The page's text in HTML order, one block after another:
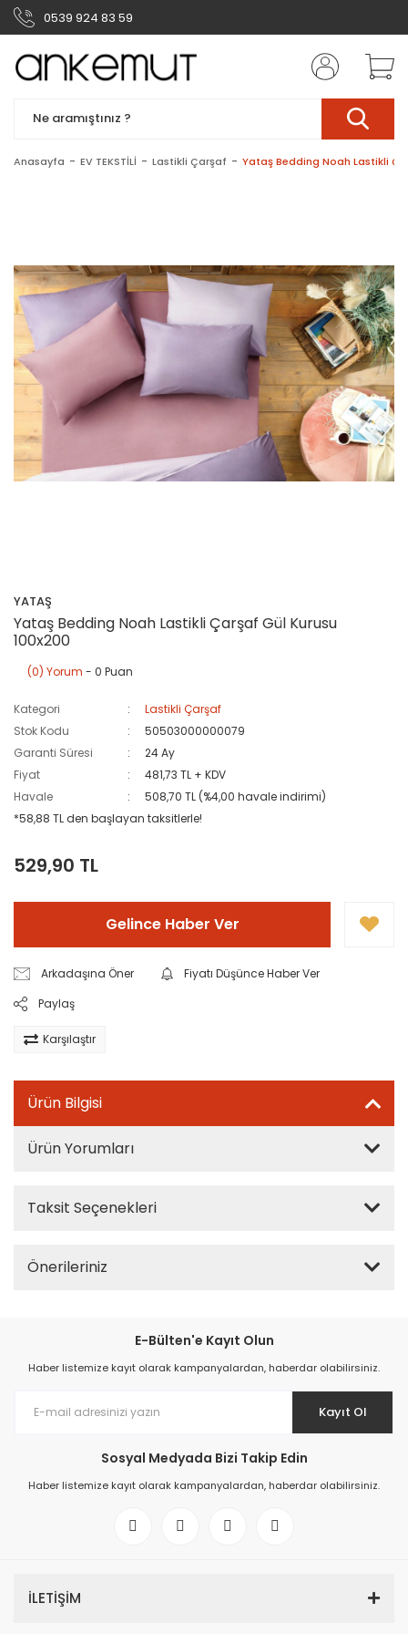
0539 924 83 59
Anasayfa EV TEKSTİLİ Lastikli Çarşaf Yataş Bedding Noah Lastikli
YATAŞ
Yataş Bedding Noah Lastikli Çarşaf Gül Kurusu
100x200
(0) Yorum - 0 Puan
Kategori
Lastikli Çarşaf
Stok Kodu
50503000000079
Garanti Süresi
24 Ay
Fiyat
481,73 TL + KDV
Havale
508,70 TL (%4,00 havale indirimi)
*58,88 TL den başlayan taksitlerle!
529,90 TL
Gelince Haber Ver
Arkadaşına Öner
Fiyatı Düşünce Haber Ver
Paylaş
Karşılaştır
Ürün Bilgisi
Ürün Yorumları
Taksit Seçenekleri
Önerileriniz
E-Bülten'e Kayıt Olun
Haber listemize kayıt olarak kampanyalardan, haberdar olabilirsiniz.
Kayıt Ol
Sosyal Medyada Bizi Takip Edin
Haber listemize kayıt olarak kampanyalardan, haberdar olabilirsiniz.
İLETİŞİM